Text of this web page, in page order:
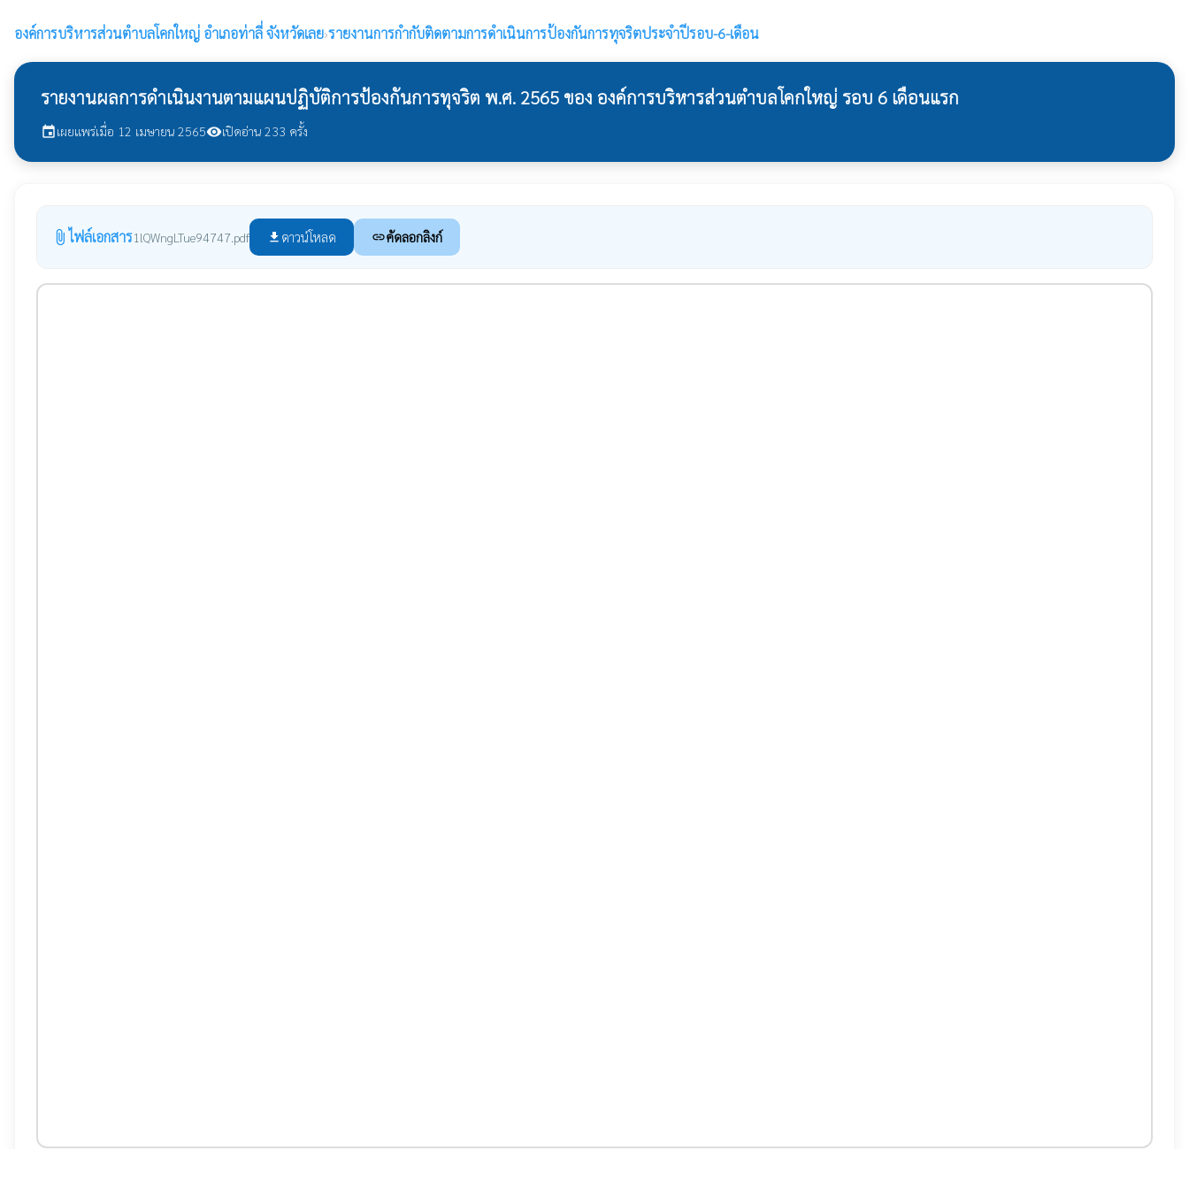
องค์การบริหารส่วนตำบลโคกใหญ่ อำเภอท่าลี่ จังหวัดเลย›รายงานการกำกับติดตามการดำเนินการป้องกันการทุจริตประจำปีรอบ-6-เดือน
รายงานผลการดำเนินงานตามแผนปฏิบัติการป้องกันการทุจริต พ.ศ. 2565 ของ องค์การบริหารส่วนตำบลโคกใหญ่ รอบ 6 เดือนแรก
eventเผยแพร่เมื่อ 12 เมษายน 2565visibilityเปิดอ่าน 233 ครั้ง
attach_file ไฟล์เอกสาร1lQWngLTue94747.pdf file_download ดาวน์โหลด linkคัดลอกลิงก์